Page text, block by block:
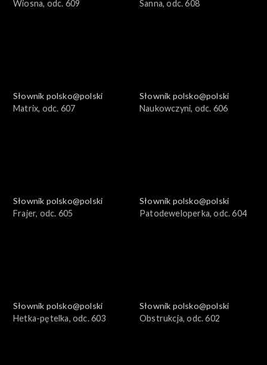
Wiosna, odc. 609
Sanna, odc. 608
Słownik polsko@polski
Matrix, odc. 607
Słownik polsko@polski
Naukowczyni, odc. 606
Słownik polsko@polski
Frajer, odc. 605
Słownik polsko@polski
Patodeweloperka, odc. 604
Słownik polsko@polski
Hetka-pętelka, odc. 603
Słownik polsko@polski
Obstrukcja, odc. 602